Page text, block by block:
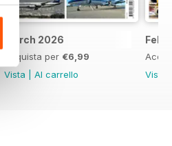
March 2026
Acquista per €6,99
Vista
Al carrello
Vista